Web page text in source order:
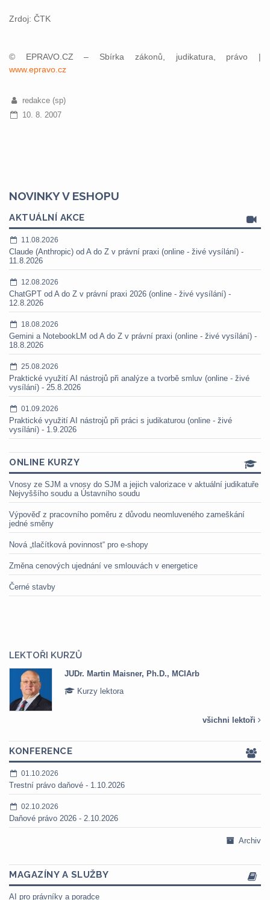
Zrdoj: ČTK
© EPRAVO.CZ – Sbírka zákonů, judikatura, právo |
www.epravo.cz
redakce (sp)
10. 8. 2007
NOVINKY V ESHOPU
AKTUÁLNÍ AKCE
11.08.2026
Claude (Anthropic) od A do Z v právní praxi (online - živé vysílání) -
11.8.2026
12.08.2026
ChatGPT od A do Z v právní praxi 2026 (online - živé vysílání) -
12.8.2026
18.08.2026
Gemini a NotebookLM od A do Z v právní praxi (online - živé vysílání) -
18.8.2026
25.08.2026
Praktické využití AI nástrojů při analýze a tvorbě smluv (online - živé
vysílání) - 25.8.2026
01.09.2026
Praktické využití AI nástrojů při práci s judikaturou (online - živé
vysílání) - 1.9.2026
ONLINE KURZY
Vnosy ze SJM a vnosy do SJM a jejich valorizace v aktuální judikatuře
Nejvyššího soudu a Ústavního soudu
Výpověď z pracovního poměru z důvodu neomluveného zameškání
jedné směny
Nová „tlačítková povinnost“ pro e-shopy
Změna cenových ujednání ve smlouvách v energetice
Černé stavby
LEKTOŘI KURZŮ
JUDr. Martin Maisner, Ph.D., MCIArb
Kurzy lektora
všichni lektoři
KONFERENCE
01.10.2026
Trestní právo daňové - 1.10.2026
02.10.2026
Daňové právo 2026 - 2.10.2026
Archiv
MAGAZÍNY A SLUŽBY
AI pro právníky a poradce